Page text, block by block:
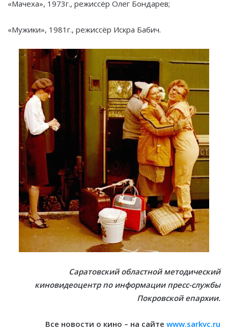
«Мачеха», 1973г., режиссёр Олег Бондарев;
«Мужики», 1981г., режиссёр Искра Бабич.
Саратовский областной методический
киновидеоцентр по информации пресс-службы
Покровской епархии.
Все новости о кино – на сайте www.sarkvc.ru